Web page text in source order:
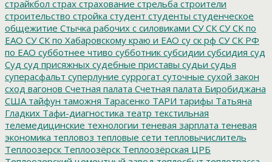
страйкбол страх страхование стрельба строители
строительство стройка студент студенты студенческое
общежитие Стычка рабочих с силовиками СУ СК СУ СК по
ЕАО СУ СК по Хабаровскому краю и ЕАО су ск рф СУ СК РФ
по ЕАО субботнее чтиво субботник субсидии субсидия суд
Суд суд присяжных судебные приставы судьи судья
суперасфальт суперлуние суррогат суточные сухой закон
сход вагонов Счетная палата Счетная палата Биробиджана
США тайфун таможня Тарасенко ТАРИ тарифы Татьяна
Гладких Тафи-диагностика театр текстильная
телемедицинские технологии теневая зарплата теневая
экономика тепловоз тепловые сети тепловычислитель
Теплоозерск Теплоозёрск Теплоозёрская ЦРБ